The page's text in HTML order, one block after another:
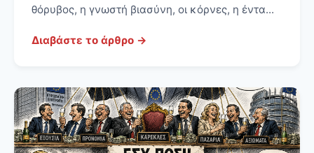
θόρυβος, η γνωστή βιασύνη, οι κόρνες, η έντα...
Διαβάστε το άρθρο →